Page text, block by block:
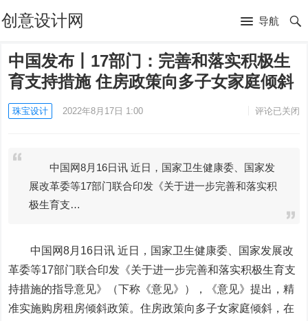
创意设计网 导航
中国发布丨17部门：完善和落实积极生
育支持措施 住房政策向多子女家庭倾斜
珠宝设计 2022年8月17日 1:00 评论已关闭
中国网8月16日讯 近日，国家卫生健康委、国家发
展改革委等17部门联合印发《关于进一步完善和落实积
极生育支…
中国网8月16日讯 近日，国家卫生健康委、国家发展改
革委等17部门联合印发《关于进一步完善和落实积极生育支
持措施的指导意见》（下称《意见》），《意见》提出，精
准实施购房租房倾斜政策。住房政策向多子女家庭倾斜，在